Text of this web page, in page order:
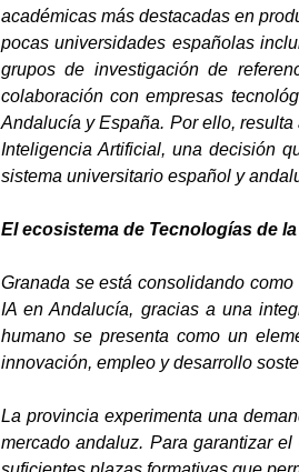
académicas más destacadas en
pocas universidades españolas
grupos de investigación de
colaboración con empresas
Andalucía y España. Por ello,
Inteligencia Artificial, una decisión
sistema universitario español y
El ecosistema de Tecnologías de
Granada se está consolidando
IA en Andalucía, gracias a una
humano se presenta como un
innovación, empleo y desarrollo
La provincia experimenta una
mercado andaluz. Para garantizar